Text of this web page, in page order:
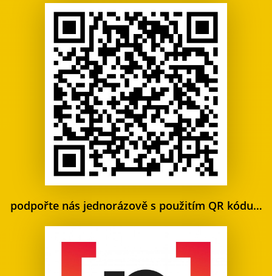
podpořte nás jednorázově s použitím QR kódu…